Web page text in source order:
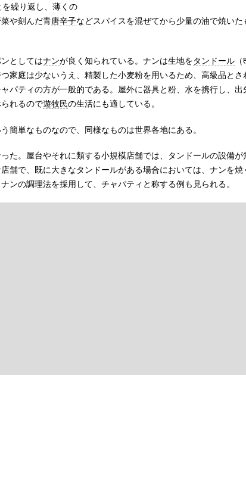
繰り返し、薄くの
や刻んだ青唐辛子などスパイスを混ぜてから少量の油で焼いた
としてはナンが良く知られている。ナンは生地をタンドール（
家庭は少ないうえ、精製した小麦粉を用いるため、高級品とさ
パティの方が一般的である。屋外に器具と粉、水を携行し、出
れるので遊牧民の生活にも適している。
簡単なものなので、同様なものは世界各地にある。
た。屋台やそれに類する小規模店舗では、タンドールの設備が
舗で、既に大きなタンドールがある場合においては、ナンを焼
ンの調理法を採用して、チャパティと称する例も見られる。